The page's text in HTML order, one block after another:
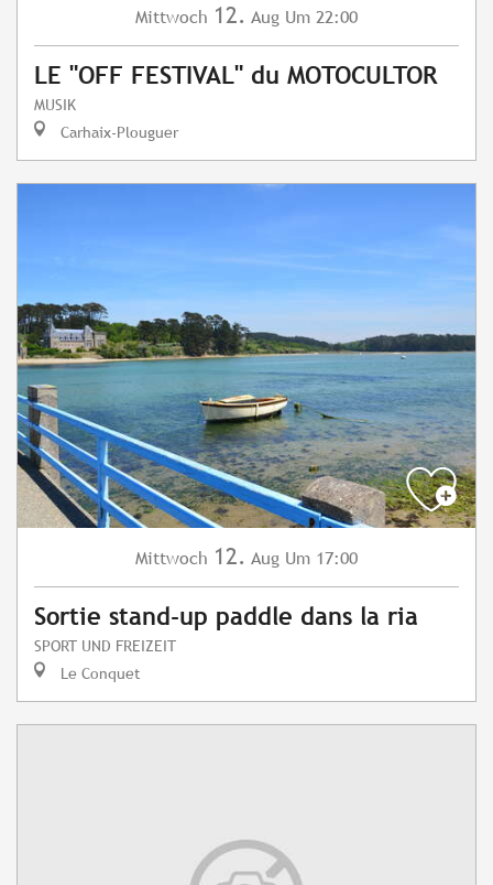
Mittwoch 12. Aug Um 22:00
LE "OFF FESTIVAL" du MOTOCULTOR
MUSIK
Carhaix-Plouguer
Mittwoch 12. Aug Um 17:00
Sortie stand-up paddle dans la ria
SPORT UND FREIZEIT
Le Conquet